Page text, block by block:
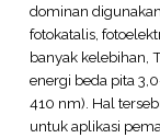
dominan
fotokatalis,
banyak kelebihan,
energi beda pita
410 nm). Hal
untuk aplikasi